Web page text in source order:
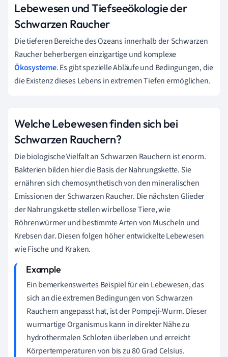
Lebewesen und Tiefseeökologie der
Schwarzen Raucher
Die tieferen Bereiche des Ozeans innerhalb der Schwarzen
Raucher beherbergen einzigartige und komplexe
Ökosysteme. Es gibt spezielle Abläufe und Bedingungen, die
die Existenz dieses Lebens in extremen Tiefen ermöglichen.
Welche Lebewesen finden sich bei
Schwarzen Rauchern?
Die biologische Vielfalt an Schwarzen Rauchern ist enorm.
Bakterien bilden hier die Basis der Nahrungskette. Sie
ernähren sich chemosynthetisch von den mineralischen
Emissionen der Schwarzen Raucher. Die nächsten Glieder
der Nahrungskette stellen wirbellose Tiere, wie
Röhrenwürmer und bestimmte Arten von Muscheln und
Krebsen dar. Diesen folgen höher entwickelte Lebewesen
wie Fische und Kraken.
Ein bemerkenswertes Beispiel für ein Lebewesen, das
sich an die extremen Bedingungen von Schwarzen
Rauchern angepasst hat, ist der Pompeji-Wurm. Dieser
wurmartige Organismus kann in direkter Nähe zu
hydrothermalen Schloten überleben und erreicht
Körpertemperaturen von bis zu 80 Grad Celsius.